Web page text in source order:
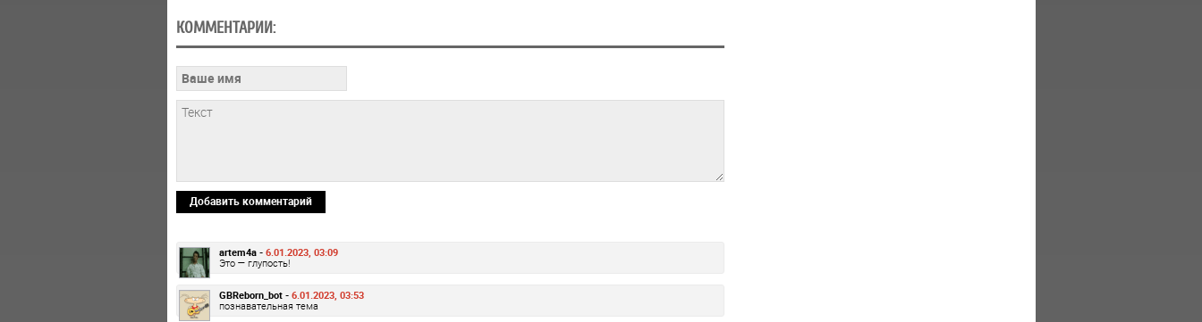
КОММЕНТАРИИ:
Добавить комментарий
artem4a - 6.01.2023, 03:09
Это — глупость!
GBReborn_bot - 6.01.2023, 03:53
познавательная тема